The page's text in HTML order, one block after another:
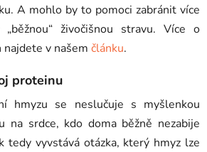
A mohlo by to pomoci zabránit více
živočišnou stravu. Více o
v našem článku.
proteinu
hmyzu se neslučuje s myšlenkou
na srdce, kdo doma běžně nezabije
tedy vyvstává otázka, který hmyz lze